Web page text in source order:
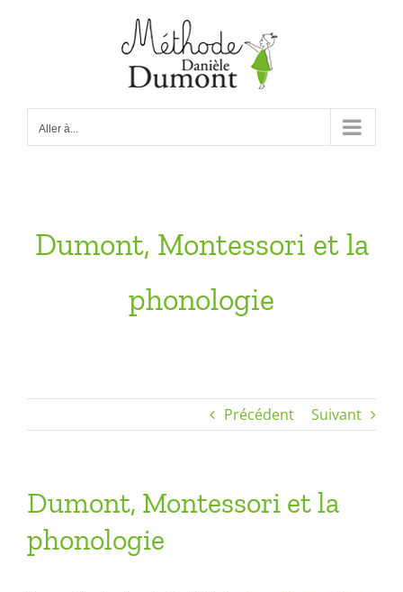
Aller à...
Dumont, Montessori et la
phonologie
Précédent Suivant
Dumont, Montessori et la
phonologie